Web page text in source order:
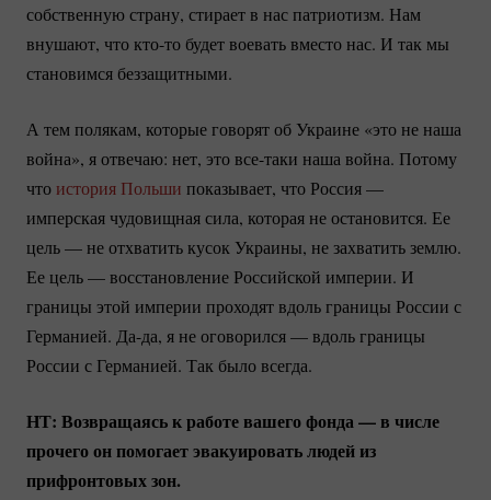
собственную страну, стирает в нас патриотизм. Нам
внушают, чтокто-то будет воевать вместо нас. И так мы
становимся беззащитными.
А тем полякам, которые говорят об Украине «это не наша
война», я отвечаю: нет, этовсе-таки наша война. Потому
что история Польши показывает, что Россия —
имперская чудовищная сила, которая не остановится. Ее
цель — не отхватить кусок Украины, не захватить землю.
Ее цель — восстановление Российской империи. И
границы этой империи проходят вдоль границы России с
Германией. Да-да, я не оговорился — вдоль границы
России с Германией. Так было всегда.
НТ: Возвращаясь к работе вашего фонда — в числе
прочего он помогает эвакуировать людей из
прифронтовых зон.